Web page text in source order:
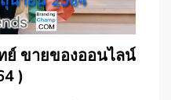
ย์ ขายของออนไลน์
)